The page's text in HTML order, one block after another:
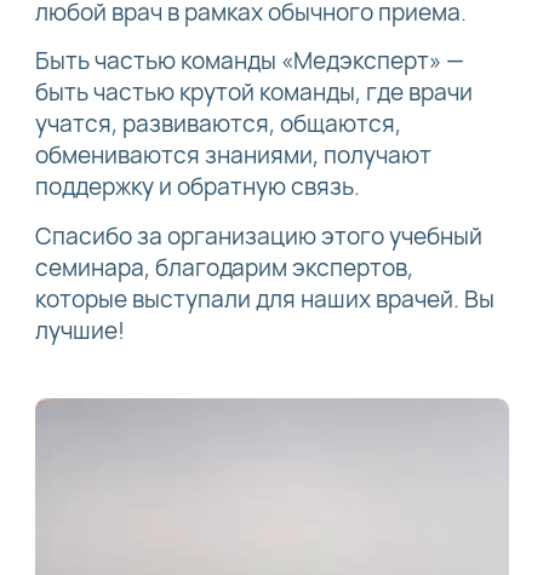
любой врач в рамках обычного приема.
Быть частью команды «Медэксперт» —
быть частью крутой команды, где врачи
учатся, развиваются, общаются,
обмениваются знаниями, получают
поддержку и обратную связь.
Спасибо за организацию этого учебный
семинара, благодарим экспертов,
которые выступали для наших врачей. Вы
лучшие!